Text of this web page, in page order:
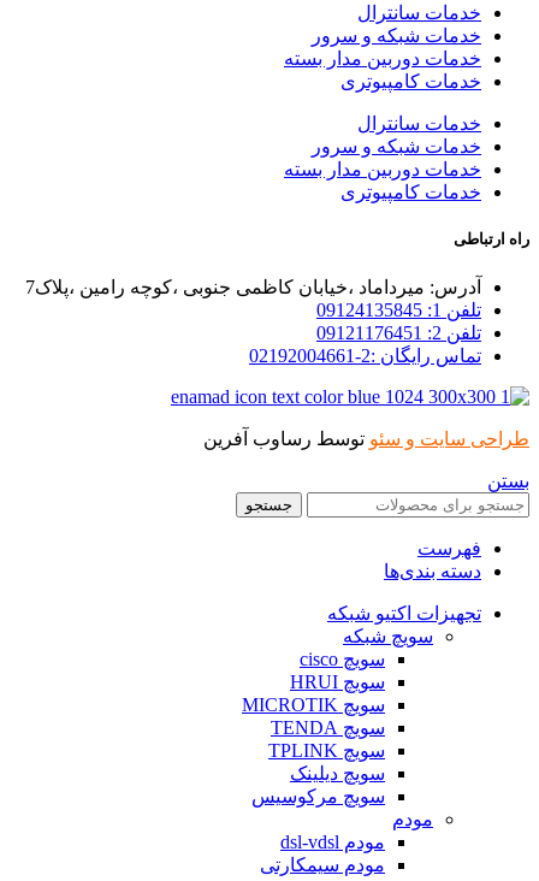
خدمات سانترال
خدمات شبکه و سرور
خدمات دوربین مدار بسته
خدمات کامپیوتری
خدمات سانترال
خدمات شبکه و سرور
خدمات دوربین مدار بسته
خدمات کامپیوتری
راه ارتباطی
آدرس: میرداماد ،خیابان کاظمی جنوبی ،کوچه رامین ،پلاک7
تلفن 1: 09124135845
تلفن 2: 09121176451
تماس رایگان :2-02192004661
طراحی سایت و سئو توسط رساوب آفرین
بستن
جستجو
فهرست
دسته بندی‌ها
تجهیزات اکتیو شبکه
سویچ شبکه
سویچ cisco
سویچ HRUI
سویچ MICROTIK
سویچ TENDA
سویچ TPLINK
سویچ دیلینک
سویچ مرکوسیس
مودم
مودم dsl-vdsl
مودم سیمکارتی